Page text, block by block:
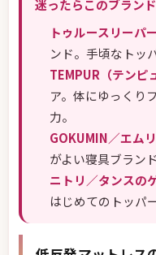
迷ったらこのブラン
トゥルースリーパ
ンド。手頃なトッ
TEMPUR（テンピ
ア。体にゆっくり
力。
GOKUMIN／エム
がよい寝具ブラン
ニトリ／タンスの
はじめてのトッパ